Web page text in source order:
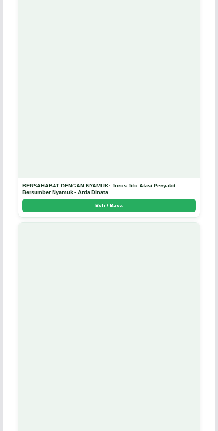
BERSAHABAT DENGAN NYAMUK: Jurus Jitu Atasi Penyakit
Bersumber Nyamuk - Arda Dinata
Beli / Baca